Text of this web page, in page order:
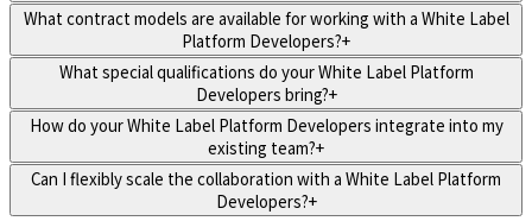
What contract models are available for working with a White Label
Platform Developers?+
What special qualifications do your White Label Platform
Developers bring?+
How do your White Label Platform Developers integrate into my
existing team?+
Can I flexibly scale the collaboration with a White Label Platform
Developers?+